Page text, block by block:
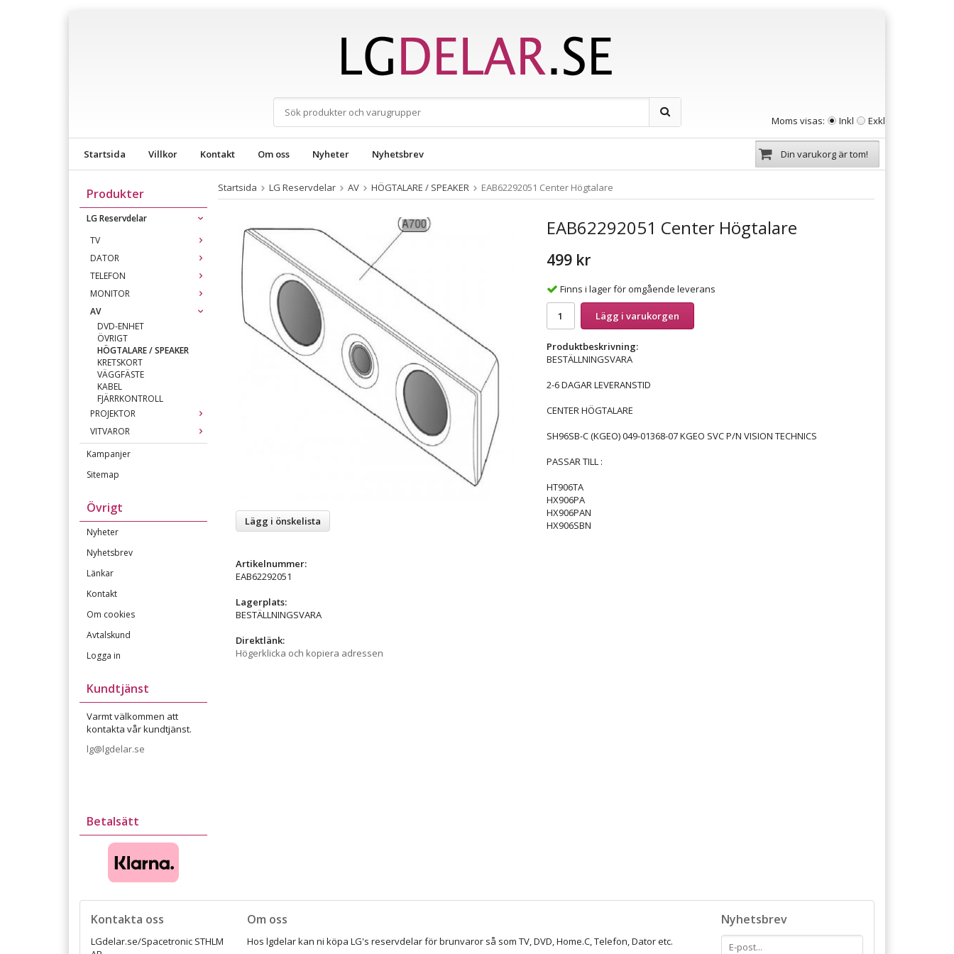
Moms visas: Inkl Exkl
Startsida Villkor Kontakt Om oss Nyheter Nyhetsbrev Din varukorg är tom!
Produkter
LG Reservdelar
TV
DATOR
TELEFON
MONITOR
AV
DVD-ENHET
ÖVRIGT
HÖGTALARE / SPEAKER
KRETSKORT
VÄGGFÄSTE
KABEL
FJÄRRKONTROLL
PROJEKTOR
VITVAROR
Kampanjer
Sitemap
Övrigt
Nyheter
Nyhetsbrev
Länkar
Kontakt
Om cookies
Avtalskund
Logga in
Kundtjänst
Varmt välkommen att
kontakta vår kundtjänst.
lg@lgdelar.se
Betalsätt
Startsida LG Reservdelar AV HÖGTALARE / SPEAKER EAB62292051 Center Högtalare
EAB62292051 Center Högtalare
499 kr
Finns i lager för omgående leverans
Lägg i varukorgen
Produktbeskrivning:
BESTÄLLNINGSVARA
2-6 DAGAR LEVERANSTID
CENTER HÖGTALARE
SH96SB-C (KGEO) 049-01368-07 KGEO SVC P/N VISION TECHNICS
PASSAR TILL :
HT906TA
HX906PA
HX906PAN
HX906SBN
Lägg i önskelista
Artikelnummer:
EAB62292051
Lagerplats:
BESTÄLLNINGSVARA
Direktlänk:
Högerklicka och kopiera adressen
Kontakta oss
LGdelar.se/Spacetronic STHLM
Nyhetsbrev
Om oss
Hos lgdelar kan ni köpa LG's reservdelar för brunvaror så som TV, DVD, Home.C, Telefon, Dator etc.